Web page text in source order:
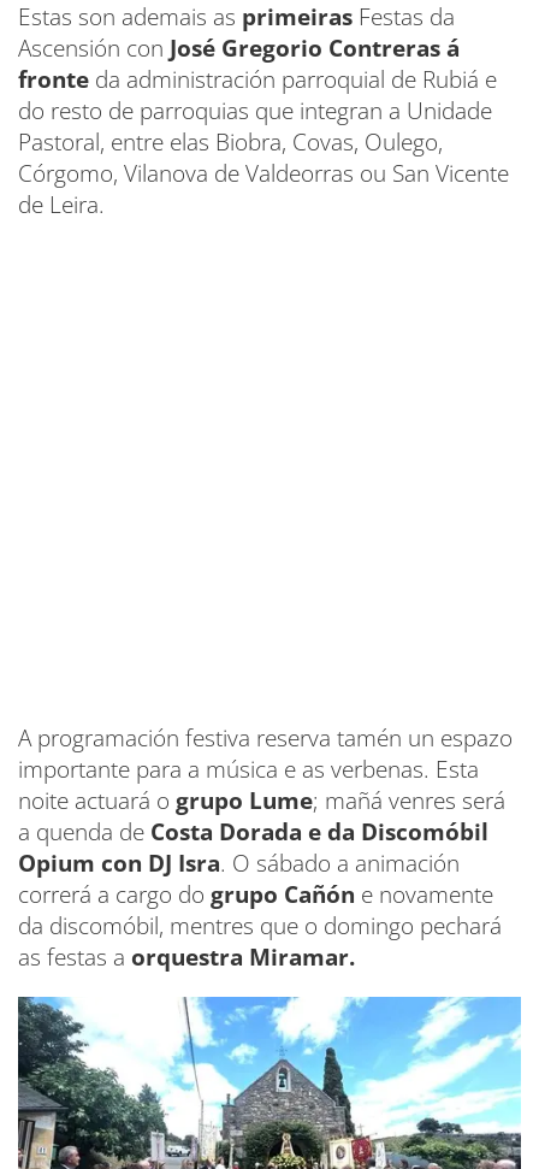
Estas son ademais as primeiras Festas da
Ascensión con José Gregorio Contreras á
fronte da administración parroquial de Rubiá e
do resto de parroquias que integran a Unidade
Pastoral, entre elas Biobra, Covas, Oulego,
Córgomo, Vilanova de Valdeorras ou San Vicente
de Leira.
A programación festiva reserva tamén un espazo
importante para a música e as verbenas. Esta
noite actuará o grupo Lume; mañá venres será
a quenda de Costa Dorada e da Discomóbil
Opium con DJ Isra. O sábado a animación
correrá a cargo do grupo Cañón e novamente
da discomóbil, mentres que o domingo pechará
as festas a orquestra Miramar.